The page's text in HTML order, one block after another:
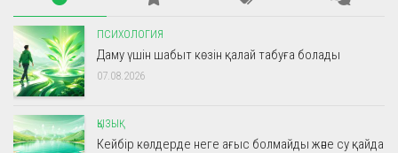
ПСИХОЛОГИЯ
Даму үшін шабыт көзін қалай табуға болады
07.08.2026
ҚЫЗЫҚ
Кейбір көлдерде неге ағыс болмайды және су қайда